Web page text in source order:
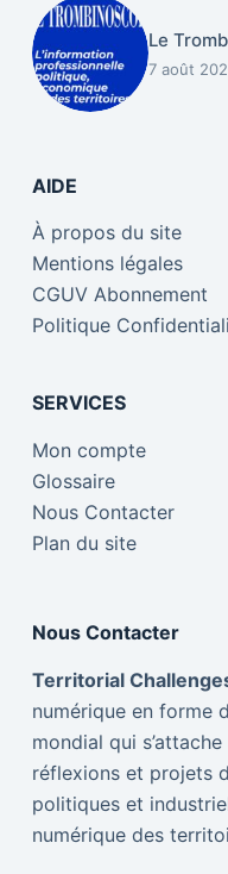
Le
7 août
AIDE
À propos du site
Mentions légales
CGUV Abonnement
Politique
SERVICES
Mon compte
Glossaire
Nous Contacter
Plan du site
Nous Contacter
Territorial
numérique en forme
mondial qui
réflexions et projets
politiques et
numérique des